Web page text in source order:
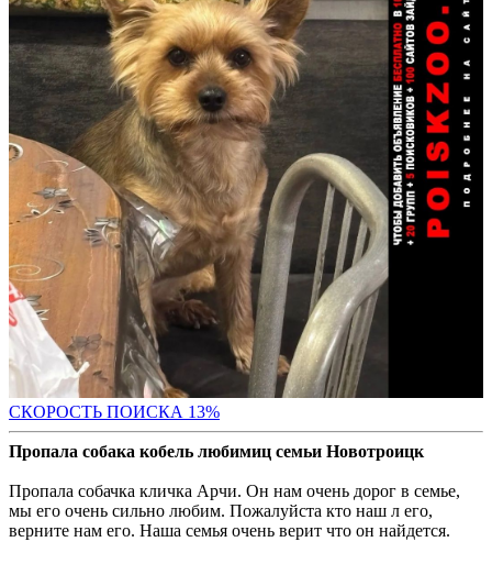
СКОРОСТЬ ПОИСКА 13%
Пропала собака кобель любимиц семьи Новотроицк
Пропала собачка кличка Арчи. Он нам очень дорог в семье,
мы его очень сильно любим. Пожалуйста кто наш л его,
верните нам его. Наша семья очень верит что он найдется.